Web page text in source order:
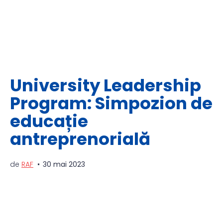
University Leadership
Program: Simpozion de
educație
antreprenorială
de RAF 30 mai 2023